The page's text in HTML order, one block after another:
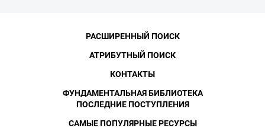
РАСШИРЕННЫЙ ПОИСК
АТРИБУТНЫЙ ПОИСК
КОНТАКТЫ
ФУНДАМЕНТАЛЬНАЯ БИБЛИОТЕКА
ПОСЛЕДНИЕ ПОСТУПЛЕНИЯ
САМЫЕ ПОПУЛЯРНЫЕ РЕСУРСЫ